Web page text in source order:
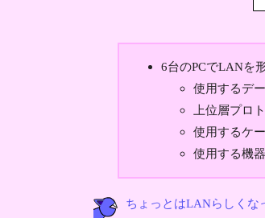
6台のPCでLANを
使用するデ
上位層プロ
使用するケ
使用する機
ちょっとはLANらしくな